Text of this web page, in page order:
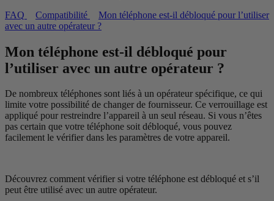
FAQ
Compatibilité
Mon téléphone est-il débloqué pour l’utiliser
avec un autre opérateur ?
Mon téléphone est-il débloqué pour
l’utiliser avec un autre opérateur ?
De nombreux téléphones sont liés à un opérateur spécifique, ce qui
limite votre possibilité de changer de fournisseur. Ce verrouillage est
appliqué pour restreindre l’appareil à un seul réseau. Si vous n’êtes
pas certain que votre téléphone soit débloqué, vous pouvez
facilement le vérifier dans les paramètres de votre appareil.
Découvrez comment vérifier si votre téléphone est débloqué et s’il
peut être utilisé avec un autre opérateur.